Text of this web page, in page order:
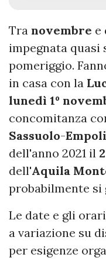
Tra novembre e
impegnata quasi
pomeriggio.
in casa con la
lunedì 1º
concomitanza
Sassuolo-Empoli
dell'anno 2021 il
dell'Aquila
probabilmente si
Le date e gli
a variazione su
per esigenze